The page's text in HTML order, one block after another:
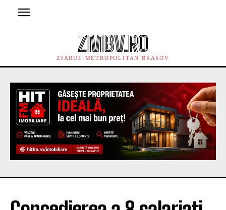
ZMBV.RO
ZIARUL METROPOLITAN BRASOV